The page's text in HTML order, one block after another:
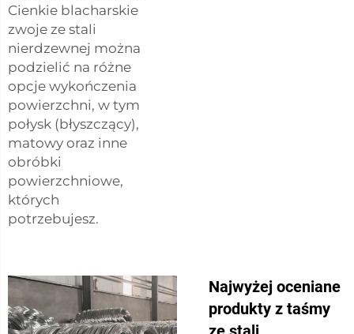
Cienkie blacharskie
zwoje ze stali
nierdzewnej można
podzielić na różne
opcje wykończenia
powierzchni, w tym
połysk (błyszczący),
matowy oraz inne
obróbki
powierzchniowe,
których
potrzebujesz.
Najwyżej oceniane
produkty z taśmy